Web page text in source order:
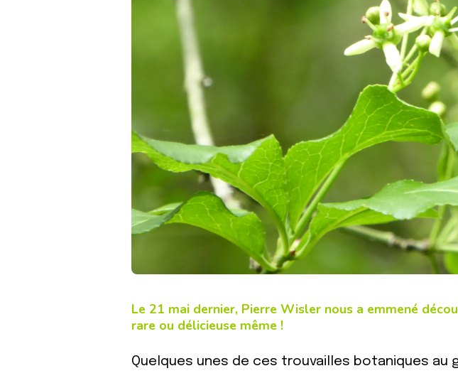
Le 21 mai dernier, Pierre Wisler nous a emmené
rare ou délicieuse même !
Quelques unes de ces trouvailles botaniques au